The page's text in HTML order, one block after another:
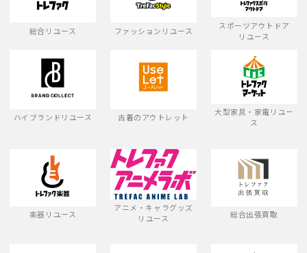
総合リユース ファッションリユース
スポーツアウトドア
リユース
ハイブランドリユース 古着のアウトレット
大型家具・家電リユー
ス
楽器リユース
アニメ・キャラグッズ
リユース
総合出張買取